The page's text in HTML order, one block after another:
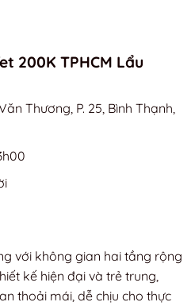
200K TPHCM Lẩu
Thương, P. 25, Bình Thạnh,
với không gian hai tầng rộng
kế hiện đại và trẻ trung,
thoải mái, dễ chịu cho thực